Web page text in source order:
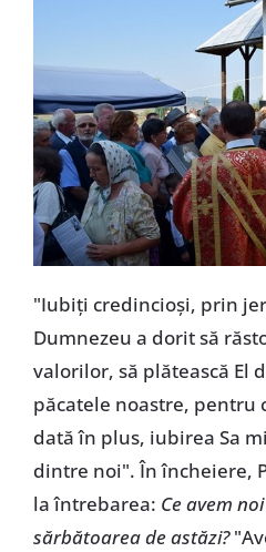
"Iubiți credincioși, prin
Dumnezeu a dorit să
valorilor, să plătească El
păcatele noastre, pentru
dată în plus, iubirea Sa
dintre noi". În încheiere,
la întrebarea: Ce avem
sărbătoarea de astăzi?